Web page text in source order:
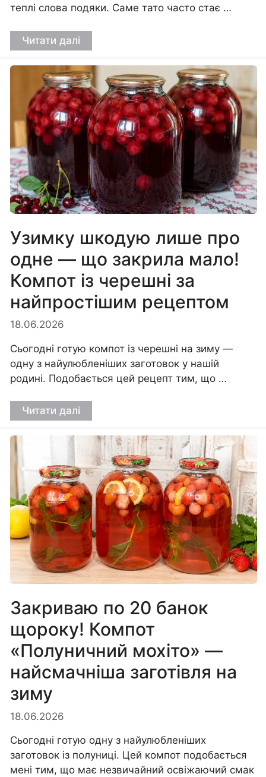
теплі слова подяки. Саме тато часто стає …
Читати далі
Узимку шкодую лише про
одне — що закрила мало!
Компот із черешні за
найпростішим рецептом
18.06.2026
Сьогодні готую компот із черешні на зиму —
одну з найулюбленіших заготовок у нашій
родині. Подобається цей рецепт тим, що …
Читати далі
Закриваю по 20 банок
щороку! Компот
«Полуничний мохіто» —
найсмачніша заготівля на
зиму
18.06.2026
Сьогодні готую одну з найулюбленіших
заготовок із полуниці. Цей компот подобається
мені тим, що має незвичайний освіжаючий смак